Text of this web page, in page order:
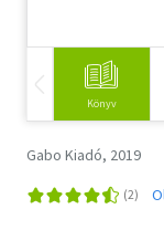
Könyv
Gabo Kiadó, 2019